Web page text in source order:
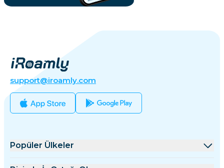
support@iroamly.com
Popüler Ülkeler
Amerika Birleşik Devletleri